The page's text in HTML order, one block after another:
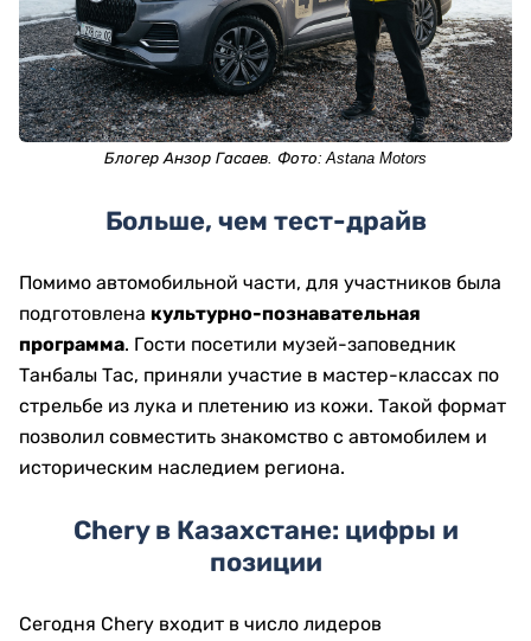
Блогер Анзор Гасаев. Фото: Astana Motors
Больше, чем тест-драйв
Помимо автомобильной части, для участников была
подготовлена культурно-познавательная
программа. Гости посетили музей-заповедник
Танбалы Тас, приняли участие в мастер-классах по
стрельбе из лука и плетению из кожи. Такой формат
позволил совместить знакомство с автомобилем и
историческим наследием региона.
Chery в Казахстане: цифры и
позиции
Сегодня Chery входит в число лидеров